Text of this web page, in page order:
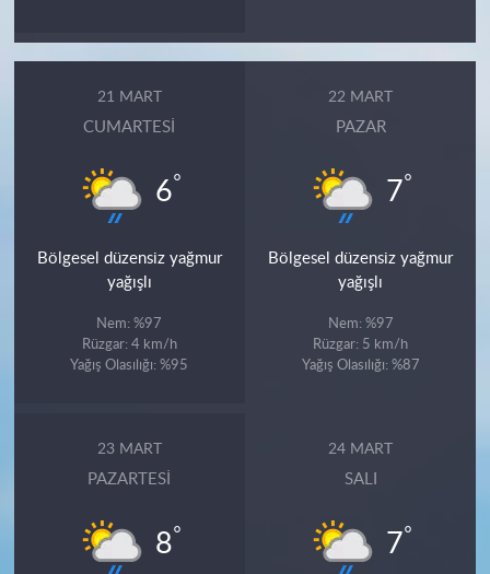
21 MART
CUMARTESI
6°
Bölgesel düzensiz yağmur
yağışlı
Nem: %97
Rüzgar: 4 km/h
Yağış Olasılığı: %95
22 MART
PAZAR
7°
Bölgesel düzensiz yağmur
yağışlı
Nem: %97
Rüzgar: 5 km/h
Yağış Olasılığı: %87
23 MART
PAZARTESI
8°
24 MART
SALI
7°